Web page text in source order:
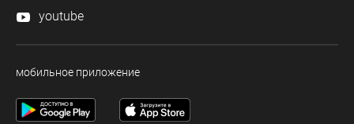
youtube
мобильное приложение